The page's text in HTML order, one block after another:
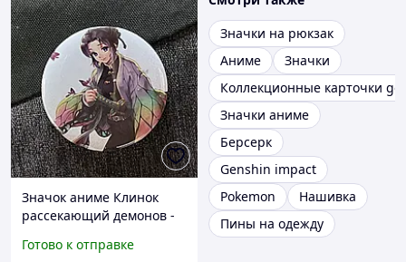
Значок аниме Клинок
рассекающий демонов -
мм (ZNBDD 0004)
Готово к отправке
Значки на рюкзак
Аниме
Значки
Коллекционные карточки
Значки аниме
Берсерк
Genshin impact
Pokemon
Нашивка
Пины на одежду